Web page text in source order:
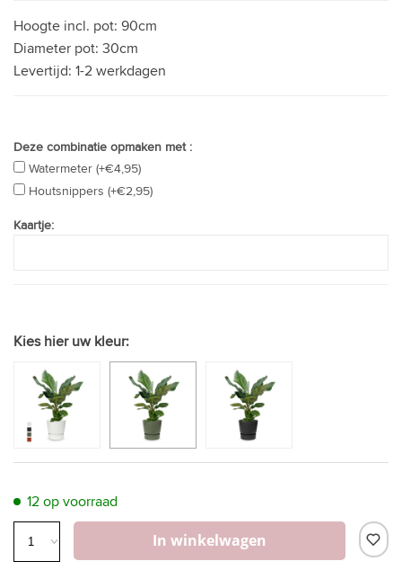
Hoogte incl. pot: 90cm
Diameter pot: 30cm
Levertijd: 1-2 werkdagen
Deze combinatie opmaken met :
Watermeter (+€4,95)
Houtsnippers (+€2,95)
Kaartje:
Kies hier uw kleur:
12 op voorraad
In winkelwagen